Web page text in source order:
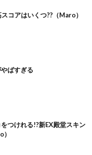
コアはいくつ??（Maro）
ばすぎる
つけれる!?新EX殿堂スキン